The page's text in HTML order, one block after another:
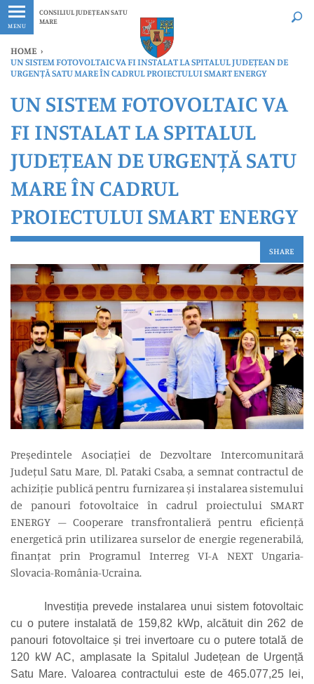
MENU
CONSILIUL JUDEȚEAN SATU
MARE
Ultimele
HOME ›
UN SISTEM FOTOVOLTAIC VA FI INSTALAT LA SPITALUL JUDEȚEAN DE
URGENȚĂ SATU MARE ÎN CADRUL PROIECTULUI SMART ENERGY
UN SISTEM FOTOVOLTAIC VA
FI INSTALAT LA SPITALUL
JUDEȚEAN DE URGENȚĂ SATU
MARE ÎN CADRUL
PROIECTULUI SMART ENERGY
SHARE
Președintele Asociației de Dezvoltare Intercomunitară
Județul Satu Mare, Dl. Pataki Csaba, a semnat contractul de
achiziție publică pentru furnizarea și instalarea sistemului
de panouri fotovoltaice în cadrul proiectului SMART
ENERGY – Cooperare transfrontalieră pentru eficiență
energetică prin utilizarea surselor de energie regenerabilă,
finanțat prin Programul Interreg VI-A NEXT Ungaria-
Slovacia-România-Ucraina.
Investiția prevede instalarea unui sistem fotovoltaic
cu o putere instalată de 159,82 kWp, alcătuit din 262 de
panouri fotovoltaice și trei invertoare cu o putere totală de
120 kW AC, amplasate la Spitalul Județean de Urgență
Satu Mare. Valoarea contractului este de 465.077,25 lei,